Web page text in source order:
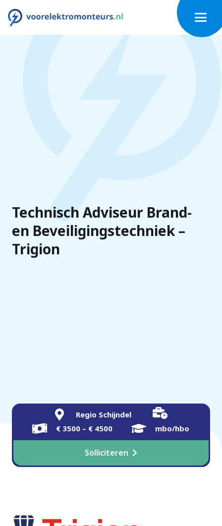
Technisch Adviseur Brand-
en Beveiligingstechniek –
Trigion
Regio Schijndel
€ 3500 – € 4500
mbo/hbo
Solliciteren